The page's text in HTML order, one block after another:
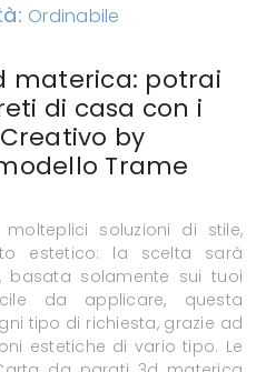
Ordinabile
materica: potrai
di casa con i
by
Trame
soluzioni di stile,
estetico: la scelta sarà
basata solamente sui tuoi
da applicare, questa
tipo di richiesta, grazie ad
estetiche di vario tipo. Le